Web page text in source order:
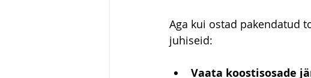
Aga kui ostad pakendatud
juhiseid:
Vaata koostisosade